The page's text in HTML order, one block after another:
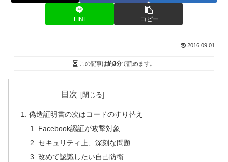
LINE コピー
2016.09.01
この記事は約3分で読めます。
目次
偽造証明書の次はコードのすり替え
Facebook認証が攻撃対象
セキュリティ上、深刻な問題
改めて認識したい自己防衛